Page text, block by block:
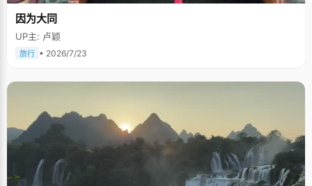
因为大同
UP主: 卢颖
旅行 • 2026/7/23